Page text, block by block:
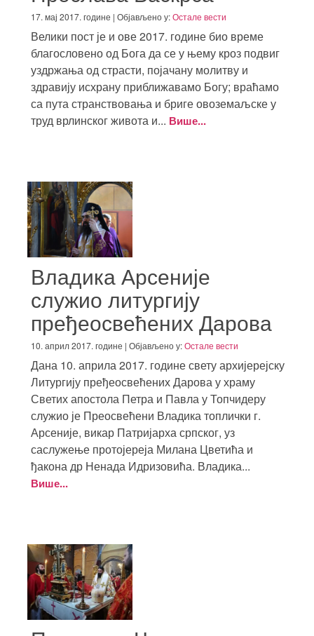
17. мај 2017. године | Објављено у:Остале вести
Велики пост је и ове 2017. године био време
благословено од Бога да се у њему кроз подвиг
уздржања од страсти, појачану молитву и
здравију исхрану приближавамо Богу; враћамо
са пута странствовања и бриге овоземаљске у
труд врлинског живота и... Више...
Владика Арсеније
служио литургију
пређеосвећених Дарова
10. април 2017. године | Објављено у:Остале вести
Дана 10. априла 2017. године свету архијерејску
Литургију пређеосвећених Дарова у храму
Светих апостола Петра и Павла у Топчидеру
служио је Преосвећени Владика топлички г.
Арсеније, викар Патријарха српског, уз
саслужење протојереја Милана Цветића и
ђакона др Ненада Идризовића. Владика...
Више...